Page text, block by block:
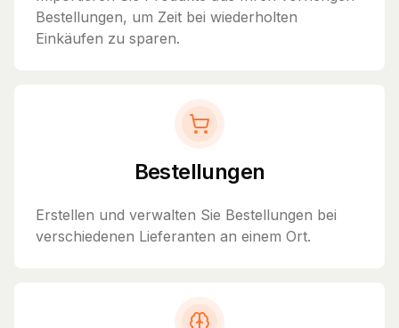
Bestellungen, um Zeit bei wiederholten
Einkäufen zu sparen.
Bestellungen
Erstellen und verwalten Sie Bestellungen bei
verschiedenen Lieferanten an einem Ort.